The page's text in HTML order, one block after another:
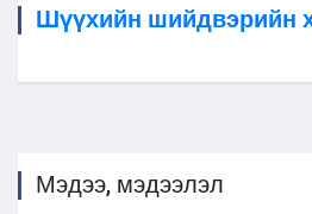
Шүүхийн шийдвэрийн
Мэдээ, мэдээлэл